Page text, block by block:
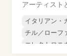
アーティスト
イタリアン・
チル／ローフ
エレクトロニ